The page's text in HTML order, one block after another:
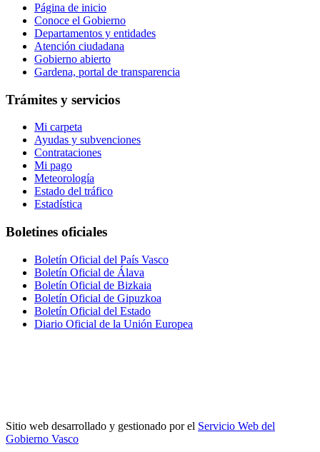
Página de inicio
Conoce el Gobierno
Departamentos y entidades
Atención ciudadana
Gobierno abierto
Gardena, portal de transparencia
Trámites y servicios
Mi carpeta
Ayudas y subvenciones
Contrataciones
Mi pago
Meteorología
Estado del tráfico
Estadística
Boletines oficiales
Boletín Oficial del País Vasco
Boletín Oficial de Álava
Boletín Oficial de Bizkaia
Boletín Oficial de Gipuzkoa
Boletín Oficial del Estado
Diario Oficial de la Unión Europea
Sitio web desarrollado y gestionado por el Servicio Web del
Gobierno Vasco